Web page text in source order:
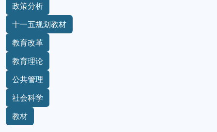
政策分析
十一五规划教材
教育改革
教育理论
公共管理
社会科学
教材